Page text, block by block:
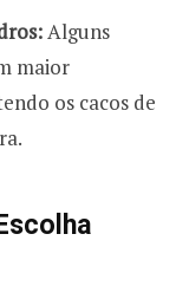
Alguns
maior
os cacos de